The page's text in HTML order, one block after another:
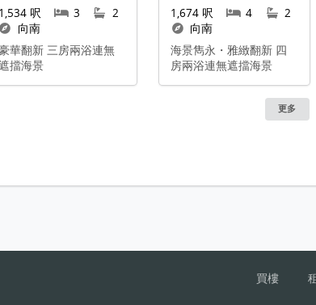
1,534 呎
3
2
向南
華翻新 三房兩浴連無
擋海景
1,674 呎
4
2
向南
海景雋永・雅緻翻新 四
房兩浴連無遮擋海景
更多
買樓